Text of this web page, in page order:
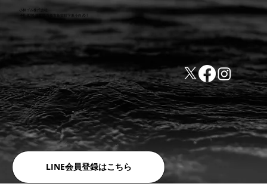
LINE会員登録はこちら
小林ゴム株式会社
441-8016 愛知県豊橋市新栄町字東小向76-1
TEL:0532-31-4646
FAX:0532-32-6810
​会社概要
​利用規約